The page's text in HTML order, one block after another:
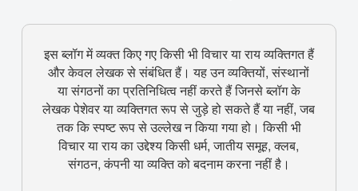
इस ब्लॉग में व्यक्त किए गए किसी भी विचार या राय व्यक्तिगत हैं
और केवल लेखक से संबंधित हैं। यह उन व्यक्तियों, संस्थानों
या संगठनों का प्रतिनिधित्व नहीं करते हैं जिनसे ब्लॉग के
लेखक पेशेवर या व्यक्तिगत रूप से जुड़े हो सकते हैं या नहीं, जब
तक कि स्पष्ट रूप से उल्लेख न किया गया हो। किसी भी
विचार या राय का उद्देश्य किसी धर्म, जातीय समूह, क्लब,
संगठन, कंपनी या व्यक्ति को बदनाम करना नहीं है।